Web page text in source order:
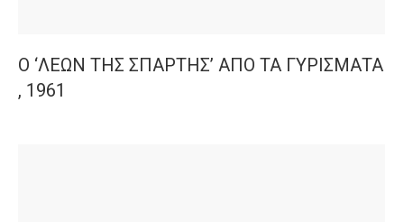
Ο ‘ΛΕΩΝ ΤΗΣ ΣΠΑΡΤΗΣ’ ΑΠΟ ΤΑ ΓΥΡΙΣΜΑΤΑ
, 1961